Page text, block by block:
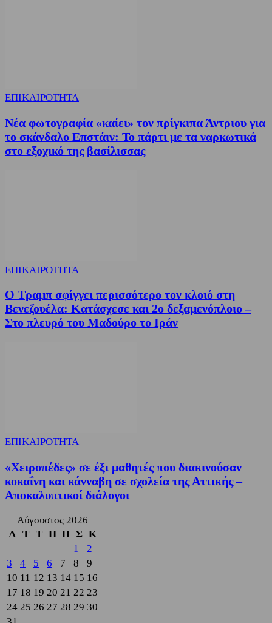
ΕΠΙΚΑΙΡΟΤΗΤΑ
Νέα φωτογραφία «καίει» τον πρίγκιπα Άντριου για
το σκάνδαλο Επστάιν: Το πάρτι με τα ναρκωτικά
στο εξοχικό της βασίλισσας
ΕΠΙΚΑΙΡΟΤΗΤΑ
Ο Τραμπ σφίγγει περισσότερο τον κλοιό στη
Βενεζουέλα: Κατάσχεσε και 2ο δεξαμενόπλοιο –
Στο πλευρό του Μαδούρο το Ιράν
ΕΠΙΚΑΙΡΟΤΗΤΑ
«Χειροπέδες» σε έξι μαθητές που διακινούσαν
κοκαΐνη και κάνναβη σε σχολεία της Αττικής –
Αποκαλυπτικοί διάλογοι
Αύγουστος 2026
Δ
Τ Τ Π Π Σ Κ
1
2
3
4 5 6 7 8
9
10 11 12 13 14 15 16
17 18 19 20 21 22 23
24 25 26 27 28 29 30